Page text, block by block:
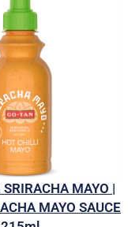
MAYO |
MAYO SAUCE